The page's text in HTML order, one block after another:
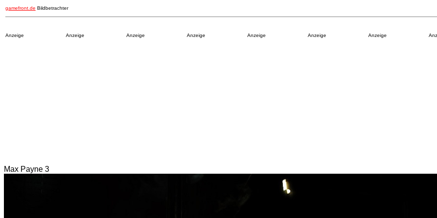
gamefront.de Bildbetrachter
Anzeige Anzeige Anzeige Anzeige Anzeige Anzeige Anzeige
Max Payne 3